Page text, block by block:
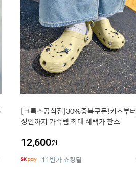
[크록스공식점]30%중복쿠폰!키즈부터
성인까지 가족템 최대 혜택가 찬스
12,600원
11번가 쇼킹딜